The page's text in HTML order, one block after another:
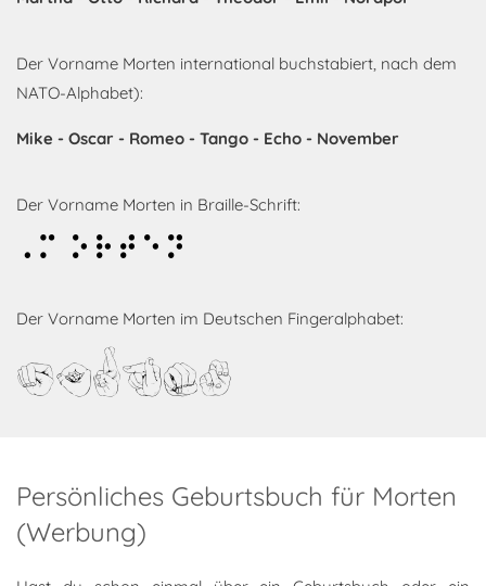
Der Vorname Morten international buchstabiert, nach dem
NATO-Alphabet):
Mike - Oscar - Romeo - Tango - Echo - November
Der Vorname Morten in Braille-Schrift:
Morten
Der Vorname Morten im Deutschen Fingeralphabet:
Morten
Persönliches Geburtsbuch für Morten
(Werbung)